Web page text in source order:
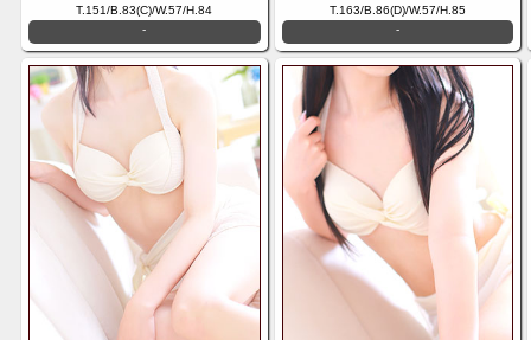
T.151/B.83(C)/W.57/H.84
-
T.163/B.86(D)/W.57/H.85
-